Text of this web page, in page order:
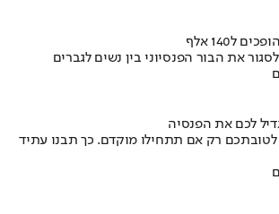
את הבור הפנסיוני בין נשים לגברים
לכם את הפנסיה
לטובתכם רק אם תתחילו מוקדם. כך תבנו עתיד